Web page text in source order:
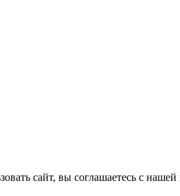
сайт, вы соглашаетесь с